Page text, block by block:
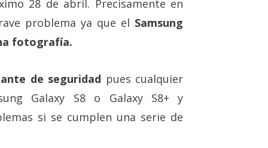
28 de abril. Precisamente en
problema ya que el Samsung
fotografía.
de seguridad pues cualquier
Galaxy S8 o Galaxy S8+ y
si se cumplen una serie de